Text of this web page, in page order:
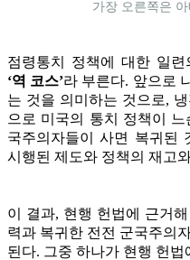
가장 오른쪽은
점령통치 정책에 대한 일
‘역 코스’라 부른다. 앞으로
는 것을 의미하는 것으로,
으로 미국의 통치 정책이
국주의자들이 사면 복귀된
시행된 제도와 정책의 재고
이 결과, 현행 헌법에 근거
력과 복귀한 전전 군국주의
된다. 그중 하나가 현행 헌